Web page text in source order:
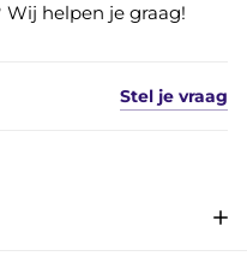
Wij helpen je graag!
Stel je vraag